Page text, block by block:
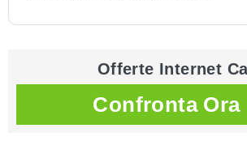
Offerte Internet
Confronta Ora